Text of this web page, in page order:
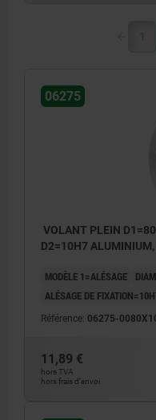
1
06275
VOLANT PLEIN
D2=10H7
MODÈLE 1=ALÉSAGE
ALÉSAGE DE
Référence: 06275-
11,89 €
hors TVA
hors frais d’envoi